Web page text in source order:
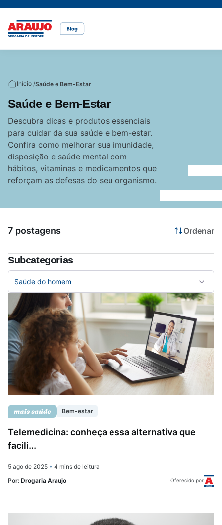
Cuidados com o pet
Rações
Cuidados com a pele
Cuidados com o cabelo
Dermocosméticos
Alimentação
Dicas de cuidados
Fraldas
Gravidez
Alimentação saudável
Bem-estar
Canetas para obesidade
Medicamentos
Prevenção e cuidados
Saúde do homem
Vacinas
Acesse o site da Araujo
Início /Saúde e Bem-Estar
Saúde e Bem-Estar
Descubra dicas e produtos essenciais
para cuidar da sua saúde e bem-estar.
Confira como melhorar sua imunidade,
disposição e saúde mental com
hábitos, vitaminas e medicamentos que
reforçam as defesas do seu organismo.
7 postagens Ordenar
Subcategorias
Saúde do homem
Bem-estar
Telemedicina: conheça essa alternativa que
facili...
5 ago de 2025 • 4 mins de leitura
Por: Drogaria Araujo Oferecido por